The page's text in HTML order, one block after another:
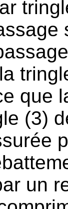
que
(3)
un